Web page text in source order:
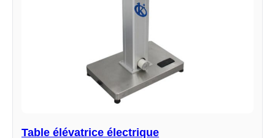
Table élévatrice électrique